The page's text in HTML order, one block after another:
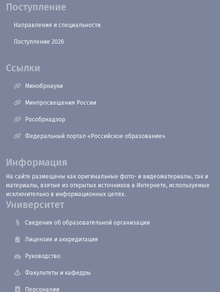
Поступление
Направления и специальности
Поступление 2026
Ссылки
Минобрнауки
Минпросвещения России
Рособрнадзор
Федеральный портал «Российское образование»
Информация
На сайте размещены как оригинальные фото- и видеоматериалы, так и
материалы, взятые из открытых источников в Интернете, используемые
исключительно в информационных целях.
Университет
Сведения об образовательной организации
Лицензия и аккредитация
Руководство
Факультеты и кафедры
Персоналии